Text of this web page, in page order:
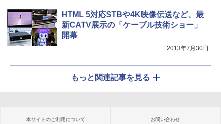
HTML 5対応STBや4K映像伝送など、最
新CATV展示の「ケーブル技術ショー」
開幕
2013年7月30日
もっと関連記事を見る
本サイトのご利用について お問い合わせ